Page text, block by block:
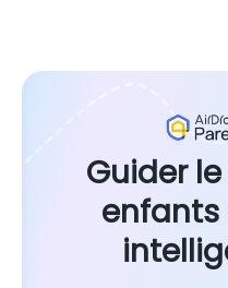
Guider
enfants